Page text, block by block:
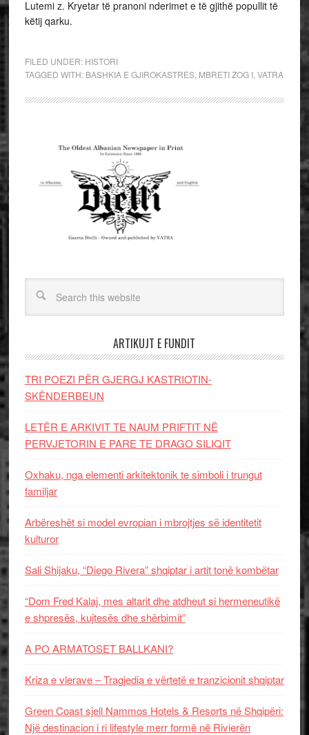
Lutemi z. Kryetar të pranoni nderimet e të gjithë popullit të
këtij qarku.
FILED UNDER: HISTORI
TAGGED WITH: BASHKIA E GJIROKASTRES, MBRETI ZOG I, VATRA
ARTIKUJT E FUNDIT
TRI POEZI PËR GJERGJ KASTRIOTIN-
SKËNDERBEUN
LETËR E ARKIVIT TE NAUM PRIFTIT NË
PERVJETORIN E PARE TE DRAGO SILIQIT
Oxhaku, nga elementi arkitektonik te simboli i trungut
familjar
Arbëreshët si model evropian i mbrojtjes së identitetit
kulturor
Sali Shijaku, “Diego Rivera” shqiptar i artit tonë kombëtar
“Dom Fred Kalaj, mes altarit dhe atdheut si hermeneutikë
e shpresës, kujtesës dhe shërbimit”
A PO ARMATOSET BALLKANI?
Kriza e vlerave – Tragjedia e vërtetë e tranzicionit shqiptar
Green Coast sjell Nammos Hotels & Resorts në Shqipëri:
Një destinacion i ri lifestyle merr formë në Rivierën